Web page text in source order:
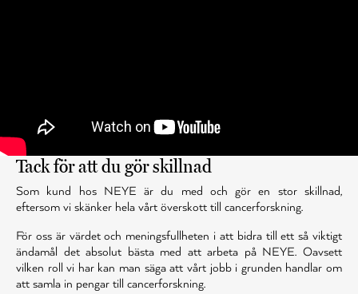
Tack för att du gör skillnad
Som kund hos NEYE är du med och gör en stor skillnad,
eftersom vi skänker hela vårt överskott till cancerforskning.
För oss är värdet och meningsfullheten i att bidra till ett så viktigt
ändamål det absolut bästa med att arbeta på NEYE. Oavsett
vilken roll vi har kan man säga att vårt jobb i grunden handlar om
att samla in pengar till cancerforskning.